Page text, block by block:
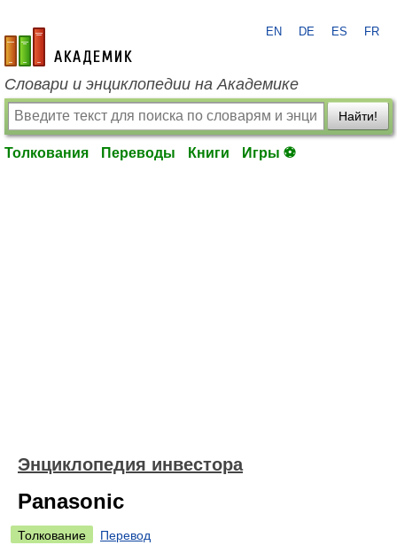
academic.ru
EN DE ES FR
Словари и энциклопедии на Академике
Найти!
Толкования Переводы Книги Игры ⚽
Энциклопедия инвестора
Panasonic
Толкование
Перевод